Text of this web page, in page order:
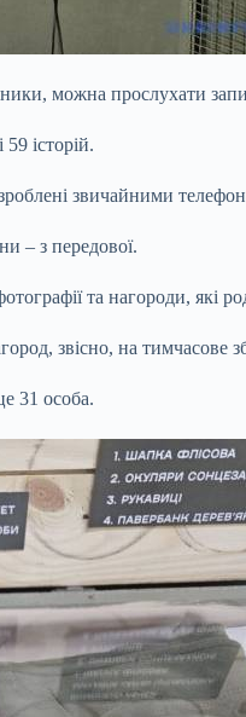
можна прослухати
історій.
звичайними
– з передової.
та нагороди, які
звісно, на тимчасове
31 особа.